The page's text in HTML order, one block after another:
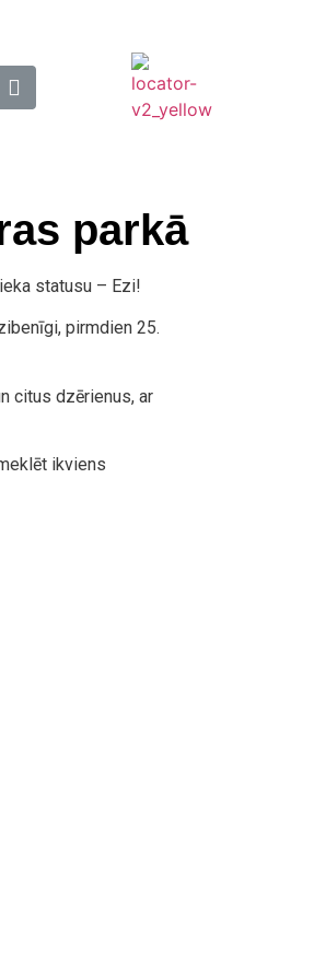
parkā
statusu – Ezi!
pirmdien 25.
citus dzērienus, ar
ikviens